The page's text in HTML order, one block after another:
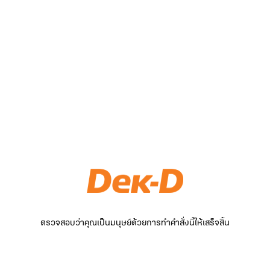
ตรวจสอบว่าคุณเป็นมนุษย์ด้วยการทำคำสั่งนี้ให้เสร็จสิ้น